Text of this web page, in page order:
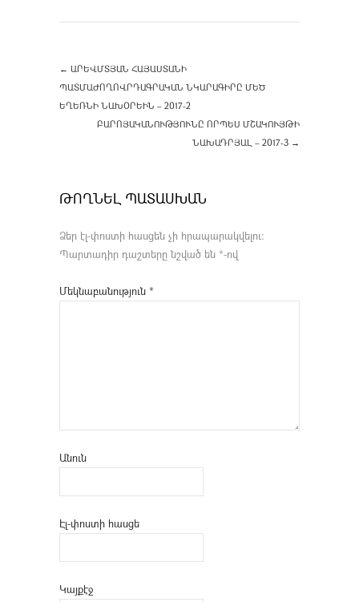
← ԱՐԵՎՄՏՅԱՆ ՀԱՅԱՍՏԱՆԻ
ՊԱՏՄԱԺՈՂՈՎՐԴԱԳՐԱԿԱՆ ՆԿԱՐԱԳԻՐԸ ՄԵԾ
ԵՂԵՌՆԻ ՆԱԽՕՐԵԻՆ – 2017-2
ԲԱՐՈՅԱԿԱՆՈՒԹՅՈՒՆԸ ՈՐՊԵՍ ՄՇԱԿՈՒՅԹԻ
ՆԱԽԱԴՐՅԱԼ – 2017-3 →
ԹՈՂՆԵԼ ՊԱՏԱՍԽԱՆ
Ձեր էլ-փոստի հասցեն չի հրապարակվելու։
Պարտադիր դաշտերը նշված են *-ով
Մեկնաբանություն *
Անուն
Էլ-փոստի հասցե
Կայքէջ